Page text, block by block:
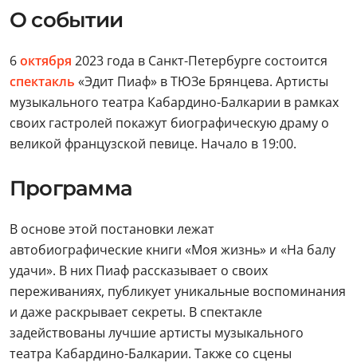
О событии
6октября 2023 года в Санкт-Петербурге состоится
спектакль «Эдит Пиаф» в ТЮЗе Брянцева. Артисты
музыкального театра Кабардино-Балкарии в рамках
своих гастролей покажут биографическую драму о
великой французской певице. Начало в 19:00.
Программа
В основе этой постановки лежат
автобиографические книги «Моя жизнь» и «На балу
удачи». В них Пиаф рассказывает о своих
переживаниях, публикует уникальные воспоминания
и даже раскрывает секреты. В спектакле
задействованы лучшие артисты музыкального
театра Кабардино-Балкарии. Также со сцены